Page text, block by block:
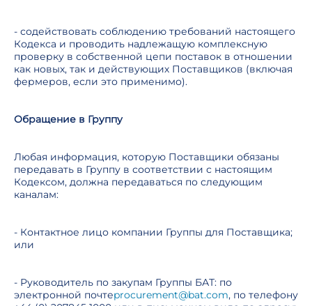
- содействовать соблюдению требований настоящего
Кодекса и проводить надлежащую комплексную
проверку в собственной цепи поставок в отношении
как новых, так и действующих Поставщиков (включая
фермеров, если это применимо).
Обращение в Группу
Любая информация, которую Поставщики обязаны
передавать в Группу в соответствии с настоящим
Кодексом, должна передаваться по следующим
каналам:
- Контактное лицо компании Группы для Поставщика;
или
- Руководитель по закупам Группы БАТ: по
электронной почтеprocurement@bat.com, по телефону